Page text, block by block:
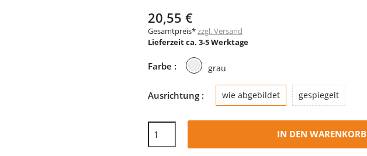
20,55 €
Gesamtpreis*zzgl. Versand
Lieferzeit ca. 3-5 Werktage
Farbe : graugrau
Ausrichtung : wie abgebildet gespiegelt
IN DEN WARENKORB